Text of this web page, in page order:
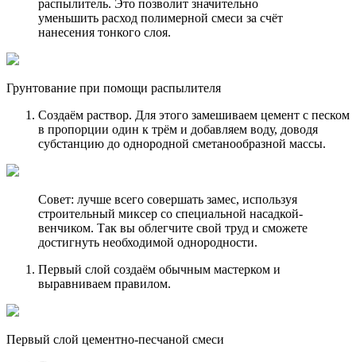
распылитель. Это позволит значительно
уменьшить расход полимерной смеси за счёт
нанесения тонкого слоя.
Грунтование при помощи распылителя
Создаём раствор. Для этого замешиваем цемент с песком
в пропорции один к трём и добавляем воду, доводя
субстанцию до однородной сметанообразной массы.
Совет: лучше всего совершать замес, используя
строительный миксер со специальной насадкой-
венчиком. Так вы облегчите свой труд и сможете
достигнуть необходимой однородности.
Первый слой создаём обычным мастерком и
выравниваем правилом.
Первый слой цементно-песчаной смеси